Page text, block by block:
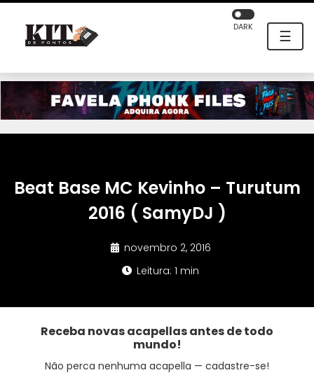
☰
DARK
Beat Base MC Kevinho – Turutum
2016 ( SamyDJ )
novembro 2, 2016
Leitura: 1 min
Receba novas acapellas antes de todo
mundo!
Não perca nenhuma acapella — cadastre-se!